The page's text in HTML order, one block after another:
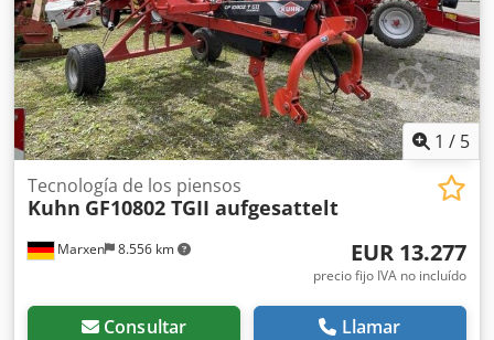
1 / 5
Marxen 8.556 km
Tecnología de los piensos
Kuhn GF10802 TGII aufgesattelt
EUR 13.277
precio fijo IVA no incluído
Consultar Llamar